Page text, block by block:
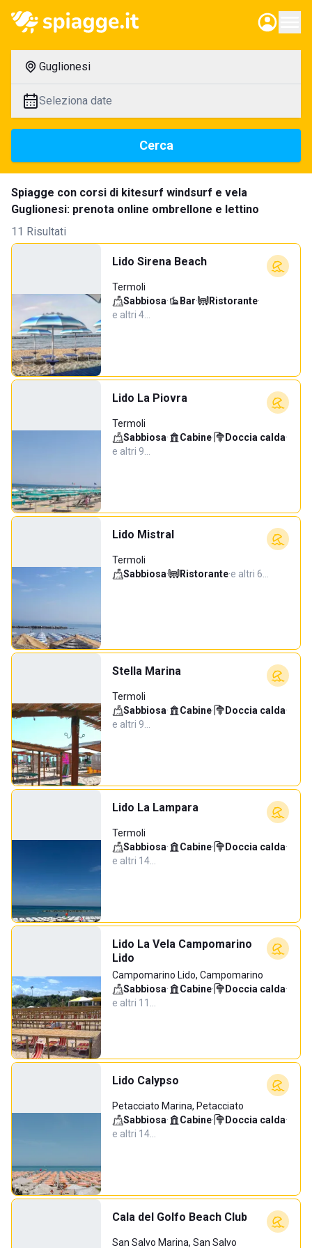
Guglionesi
Seleziona date
Cerca
Spiagge con corsi di kitesurf windsurf e vela
Guglionesi: prenota online ombrellone e lettino
11 Risultati
Lido Sirena Beach
Termoli
Sabbiosa· Bar· Ristorante·
e altri 4…
Lido La Piovra
Termoli
Sabbiosa· Cabine· Doccia calda·
e altri 9…
Lido Mistral
Termoli
Sabbiosa· Ristorante·e altri 6…
Stella Marina
Termoli
Sabbiosa· Cabine· Doccia calda·
e altri 9…
Lido La Lampara
Termoli
Sabbiosa· Cabine· Doccia calda·
e altri 14…
Lido La Vela Campomarino
Lido
Campomarino Lido, Campomarino
Sabbiosa· Cabine· Doccia calda·
e altri 11…
Lido Calypso
Petacciato Marina, Petacciato
Sabbiosa· Cabine· Doccia calda·
e altri 14…
Cala del Golfo Beach Club
San Salvo Marina, San Salvo